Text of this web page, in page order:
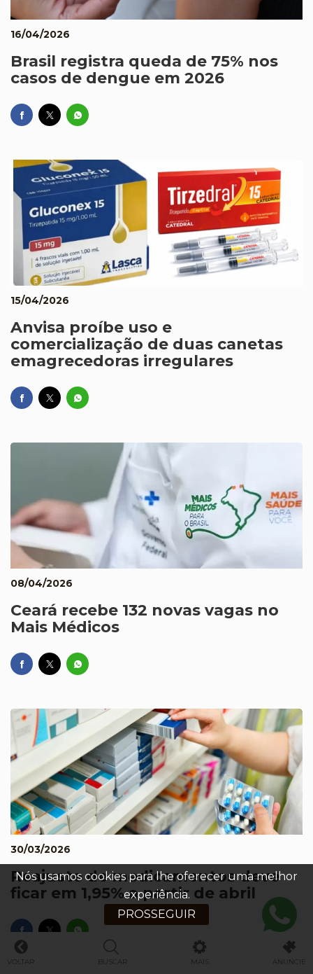
Nós usamos cookies para lhe oferecer uma melhor
experiência.
PROSSEGUIR
16/04/2026
Brasil registra queda de 75% nos
casos de dengue em 2026
15/04/2026
Anvisa proíbe uso e
comercialização de duas canetas
emagrecedoras irregulares
08/04/2026
Ceará recebe 132 novas vagas no
Mais Médicos
30/03/2026
Reajuste de medicamentos deve
ficar em 1,95% a partir de abril
VOLTAR BUSCAR MAIS ANUNCIE